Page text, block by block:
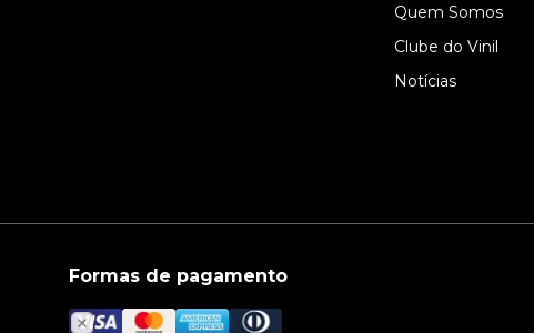
Quem Somos
Clube do Vinil
Notícias
Formas de pagamento